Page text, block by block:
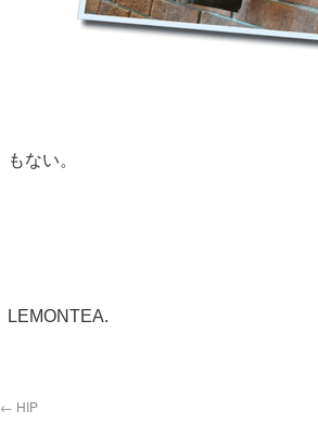
黒でもなく
もない。
LEMONTEA.
← HIP